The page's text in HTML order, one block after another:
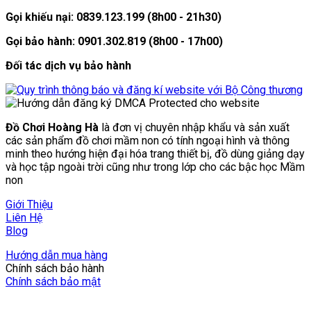
Gọi khiếu nại: 0839.123.199 (8h00 - 21h30)
Gọi bảo hành: 0901.302.819 (8h00 - 17h00)
Đối tác dịch vụ bảo hành
Đồ Chơi Hoàng Hà là đơn vị chuyên nhập khẩu và sản xuất
các sản phẩm đồ chơi mầm non có tính ngoại hình và thông
minh theo hướng hiện đại hóa trang thiết bị, đồ dùng giảng dạy
và học tập ngoài trời cũng như trong lớp cho các bậc học Mầm
non
Giới Thiệu
Liên Hệ
Blog
Hướng dẫn mua hàng
Chính sách bảo hành
Chính sách bảo mật